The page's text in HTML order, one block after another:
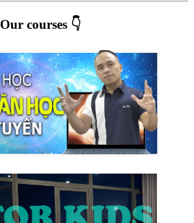
Our courses 👇